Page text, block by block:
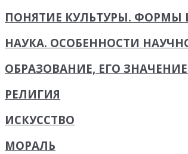
ПОНЯТИЕ КУЛЬТУРЫ. ФОРМЫ
НАУКА. ОСОБЕННОСТИ
ОБРАЗОВАНИЕ, ЕГО
РЕЛИГИЯ
ИСКУССТВО
МОРАЛЬ